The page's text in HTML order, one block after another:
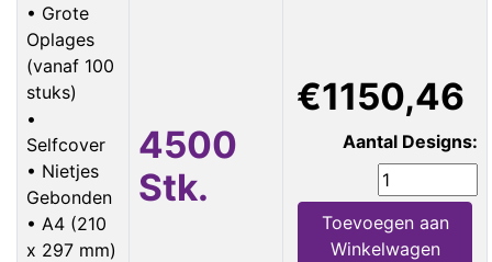
• Grote
Oplages
(vanaf 100
stuks)
•
Selfcover
• Nietjes
Gebonden
• A4 (210
x 297 mm)
4500
Stk.
€1150,46
Aantal Designs:
Toevoegen aan
Winkelwagen